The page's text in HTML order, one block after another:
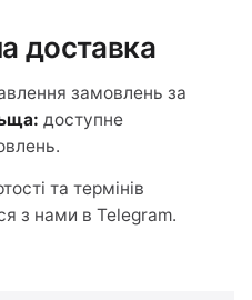
доставка
замовлень за
доступне
та термінів
з нами в Telegram.